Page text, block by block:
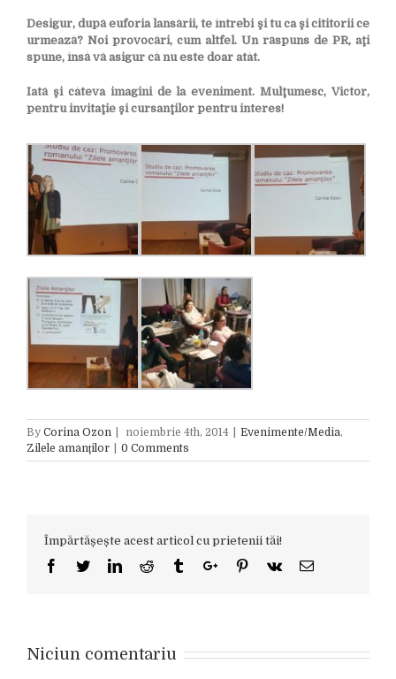
Desigur, după euforia lansării, te întrebi şi tu ca şi cititorii ce
urmează? Noi provocări, cum altfel. Un răspuns de PR, aţi
spune, însă vă asigur că nu este doar atât.
Iată şi câteva imagini de la eveniment. Mulţumesc, Victor,
pentru invitaţie şi cursanţilor pentru interes!
By Corina Ozon noiembrie 4th, 2014 Evenimente/Media,
Zilele amanţilor
0 Comments
Împărtășește acest articol cu prietenii tăi!
Facebook
TwitterLinkedinReddit TumblrGoogle+Pinterest
Vk Email
Niciun comentariu